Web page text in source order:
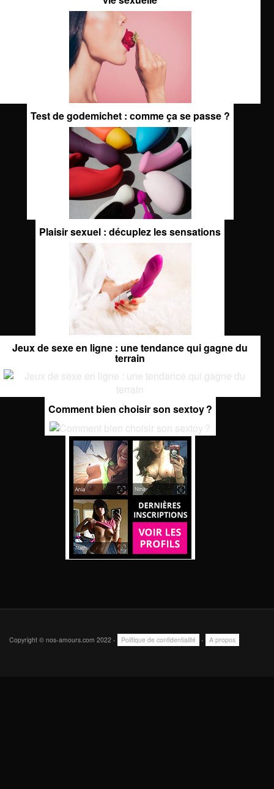
Test de godemichet : comme ça se passe ?
Plaisir sexuel : décuplez les sensations
Jeux de sexe en ligne : une tendance qui gagne du
terrain
Comment bien choisir son sextoy ?
Copyright © nos-amours.com 2022 - Politique de confidentialité - A propos